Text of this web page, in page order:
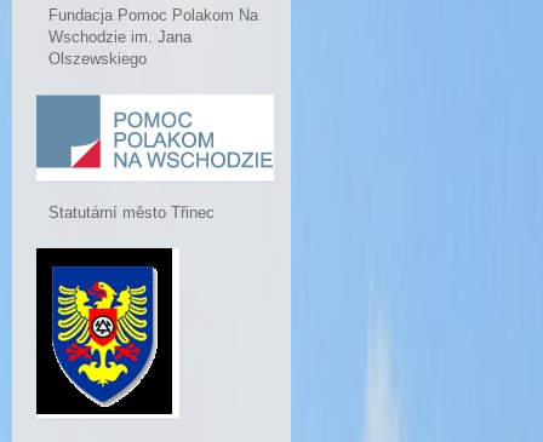
Fundacja Pomoc Polakom Na
Wschodzie im. Jana
Olszewskiego
Statutární město Třinec